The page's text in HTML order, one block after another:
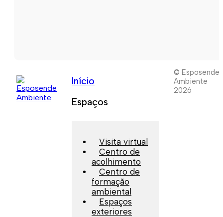
Início
Espaços
Visita virtual
Centro de
acolhimento
Centro de
formação
ambiental
Espaços
exteriores
© Esposende
Ambiente
2026